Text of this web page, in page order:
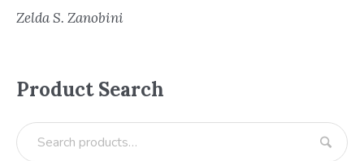
Zelda S. Zanobini
Product Search